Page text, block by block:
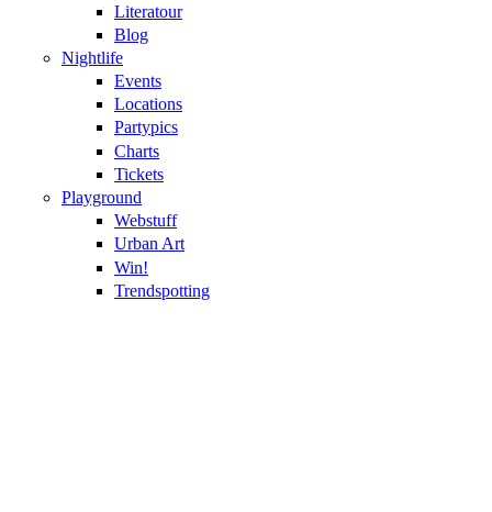
Literatour
Blog
Nightlife
Events
Locations
Partypics
Charts
Tickets
Playground
Webstuff
Urban Art
Win!
Trendspotting